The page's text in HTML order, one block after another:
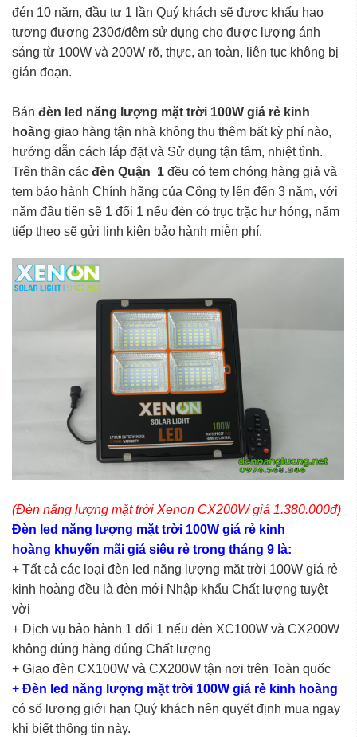
đén 10 năm, đầu tư 1 lần Quý khách sẽ được khấu hao
tương đương 230đ/đêm sử dụng cho được lượng ánh
sáng từ 100W và 200W rõ, thực, an toàn, liên tục không bị
gián đoạn.
Bán đèn led năng lượng mặt trời 100W giá rẻ kinh
hoàng giao hàng tận nhà không thu thêm bất kỳ phí nào,
hướng dẫn cách lắp đặt và Sử dụng tận tâm, nhiệt tình.
Trên thân các đèn Quận 1 đều có tem chóng hàng giả và
tem bảo hành Chính hãng của Công ty lên đến 3 năm, với
năm đầu tiên sẽ 1 đổi 1 nếu đèn có trục trặc hư hỏng, năm
tiếp theo sẽ gửi linh kiện bảo hành miễn phí.
(Đèn năng lượng mặt trời Xenon CX200W giá 1.380.000đ)
Đèn led năng lượng mặt trời 100W giá rẻ kinh
hoàng khuyến mãi giá siêu rẻ trong tháng 9 là:
+ Tất cả các loại đèn led năng lượng mặt trời 100W giá rẻ
kinh hoàng đều là đèn mới Nhập khẩu Chất lượng tuyệt
vời
+ Dịch vụ bảo hành 1 đổi 1 nếu đèn XC100W và CX200W
không đúng hàng đúng Chất lượng
+ Giao đèn CX100W và CX200W tận nơi trên Toàn quốc
+ Đèn led năng lượng mặt trời 100W giá rẻ kinh hoàng
có số lượng giới hạn Quý khách nên quyết định mua ngay
khi biết thông tin này.